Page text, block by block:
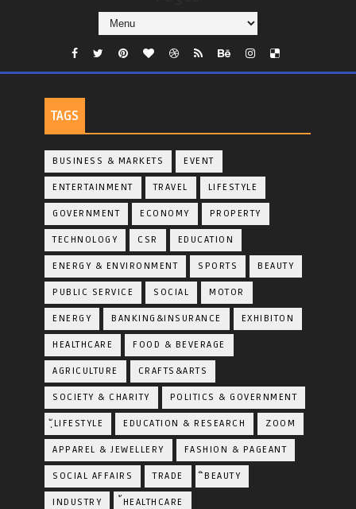
TAGS
BUSINESS & MARKETS EVENT
ENTERTAINMENT TRAVEL LIFESTYLE
GOVERNMENT ECONOMY PROPERTY
TECHNOLOGY CSR EDUCATION
ENERGY & ENVIRONMENT SPORTS BEAUTY
PUBLIC SERVICE SOCIAL MOTOR
ENERGY BANKING&INSURANCE EXHIBITON
HEALTHCARE FOOD & BEVERAGE
AGRICULTURE CRAFTS&ARTS
SOCIETY & CHARITY POLITICS & GOVERNMENT
ฺัLIFESTYLE EDUCATION & RESEARCH ZOOM
APPAREL & JEWELLERY FASHION & PAGEANT
SOCIAL AFFAIRS TRADE ิBEAUTY
INDUSTRY ้HEALTHCARE